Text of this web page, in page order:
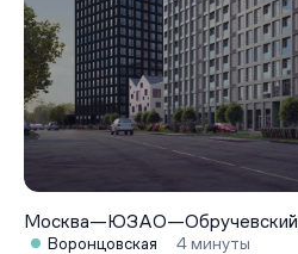
Москва—ЮЗАО—Обручевский
Воронцовская
4 минуты